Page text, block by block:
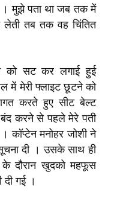
। मुझे पता था जब तक में
तब तक वह चिंतित
को सट कर लगाई हुई
में मेरी फ्लाइट छूटने को
करते हुए सीट बेल्ट
करने से पहले मेरे पती
कॉप्टेन मनोहर जोशी ने
दी । उसके साथ ही
के दौरान खुदको महफूस
गई ।